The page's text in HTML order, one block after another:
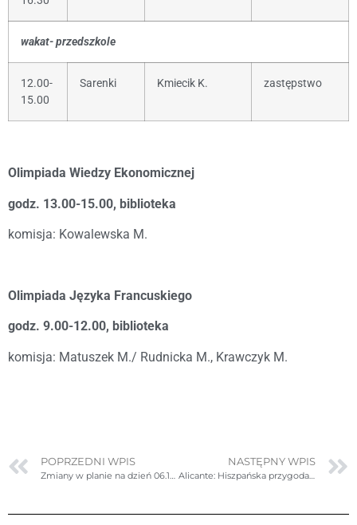
wakat- przedszkole
12.00-
15.00
Sarenki Kmiecik K. zastępstwo
Olimpiada Wiedzy Ekonomicznej
godz. 13.00-15.00, biblioteka
komisja: Kowalewska M.
Olimpiada Języka Francuskiego
godz. 9.00-12.00, biblioteka
komisja: Matuszek M./ Rudnicka M., Krawczyk M.
POPRZEDNI WPIS
Zmiany w planie na dzień 06.11.2024r. (środa)
NASTĘPNY WPIS
Alicante: Hiszpańska przygoda naszych uczniów – nauka, słońce i wspólne chwile!